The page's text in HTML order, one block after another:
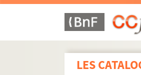
LES